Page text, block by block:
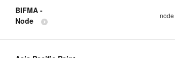
BIFMA -
Node
node